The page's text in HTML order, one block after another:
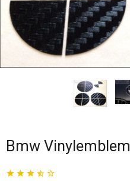
Bmw Vinylemblem